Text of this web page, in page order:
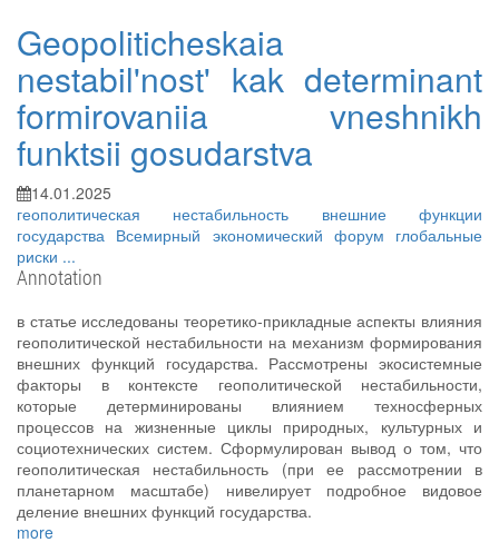
Geopoliticheskaia
nestabil'nost' kak determinant
formirovaniia vneshnikh
funktsii gosudarstva
14.01.2025
геополитическая нестабильность внешние функции
государства Всемирный экономический форум глобальные
риски ...
Annotation
в статье исследованы теоретико-прикладные аспекты влияния
геополитической нестабильности на механизм формирования
внешних функций государства. Рассмотрены экосистемные
факторы в контексте геополитической нестабильности,
которые детерминированы влиянием техносферных
процессов на жизненные циклы природных, культурных и
социотехнических систем. Сформулирован вывод о том, что
геополитическая нестабильность (при ее рассмотрении в
планетарном масштабе) нивелирует подробное видовое
деление внешних функций государства.
more